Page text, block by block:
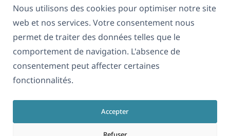
Nous utilisons des cookies pour optimiser notre site
web et nos services. Votre consentement nous
permet de traiter des données telles que le
comportement de navigation. L'absence de
consentement peut affecter certaines
fonctionnalités.
Accepter
Français
RGPD & Politique de confidentialité
Rejoignez notre équipe
fenêtre)
dans
une
nouvelle
dans
une
nouvelle
dans
nouvelle